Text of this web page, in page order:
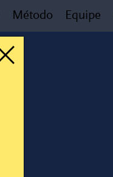
Método Equipe